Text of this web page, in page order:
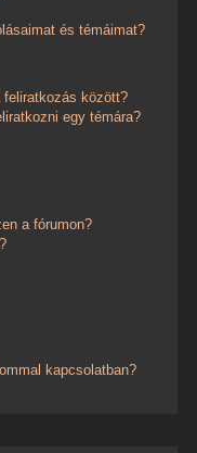
és témáimat?
feliratkozás között?
egy témára?
a fórumon?
kapcsolatban?